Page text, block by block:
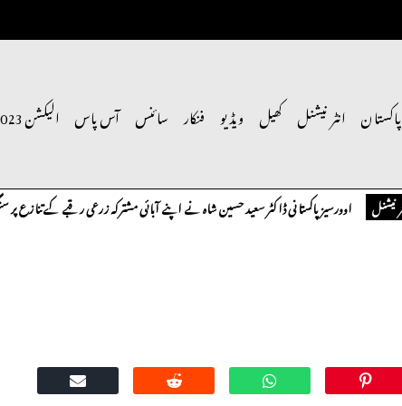
پاکستان انٹر نیشنل کھیل ویڈیو فنکار سائنس آس پاس الیکشن 2023
اوورسیز پاکستانی ڈاکٹر سعید حسین شاہ نے اپنے آبائی مشترکہ زرعی رقبے کے تنازع پر